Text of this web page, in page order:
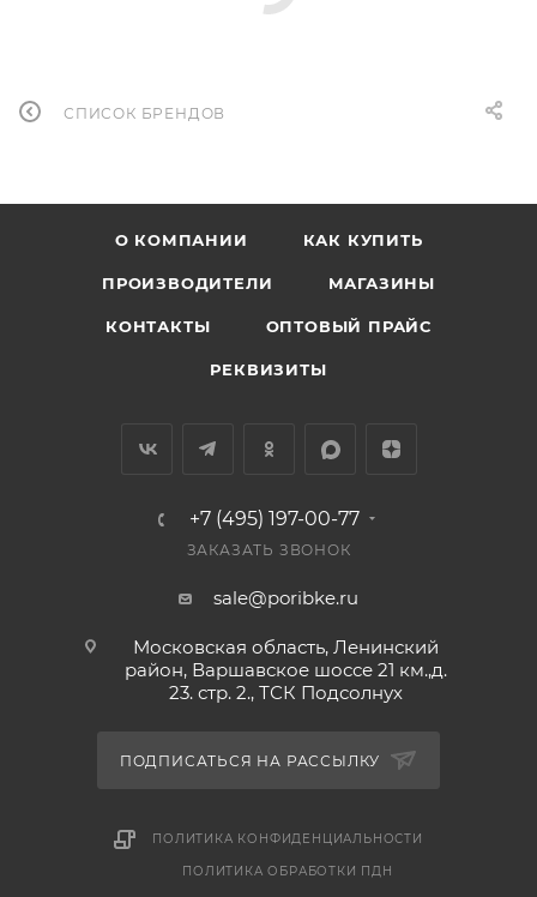
СПИСОК БРЕНДОВ
О КОМПАНИИ КАК КУПИТЬ
ПРОИЗВОДИТЕЛИ МАГАЗИНЫ
КОНТАКТЫ ОПТОВЫЙ ПРАЙС
РЕКВИЗИТЫ
+7 (495) 197-00-77
ЗАКАЗАТЬ ЗВОНОК
sale@poribke.ru
Московская область, Ленинский
район, Варшавское шоссе 21 км.,д.
23. стр. 2., ТСК Подсолнух
ПОДПИСАТЬСЯ НА РАССЫЛКУ
ПОЛИТИКА КОНФИДЕНЦИАЛЬНОСТИ
ПОЛИТИКА ОБРАБОТКИ ПДН